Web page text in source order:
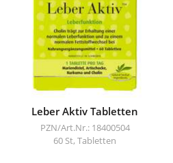
Leber Aktiv Tabletten
PZN/Art.Nr.: 18400504
60 St, Tabletten